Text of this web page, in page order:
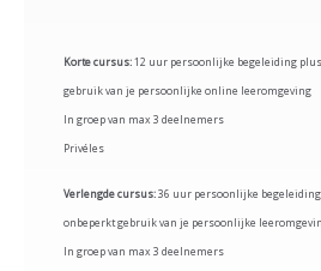
Korte cursus:12 uur persoonlijke begeleiding
gebruik van je persoonlijke online leeromgeving
In groep van max 3 deelnemers
Privéles
Verlengde cursus:36 uur persoonlijke
onbeperkt gebruik van je persoonlijke
In groep van max 3 deelnemers